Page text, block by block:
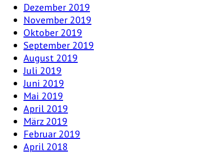
Dezember 2019
November 2019
Oktober 2019
September 2019
August 2019
Juli 2019
Juni 2019
Mai 2019
April 2019
März 2019
Februar 2019
April 2018